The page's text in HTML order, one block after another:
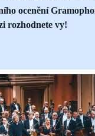
ocenění
rozhodnete vy!